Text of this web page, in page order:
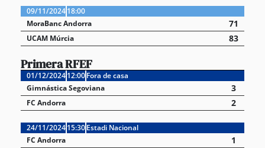
09/11/202418:00
MoraBanc Andorra
71
UCAM Múrcia 83
Primera RFEF
01/12/202412:00Fora de casa
Gimnástica Segoviana
3
FC Andorra 2
24/11/202415:30Estadi Nacional
FC Andorra
1